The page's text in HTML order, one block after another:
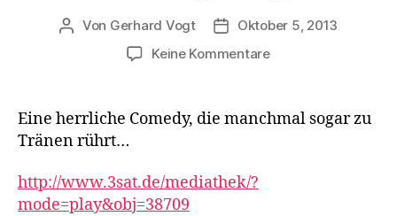
Beitragsautor
Von Gerhard Vogt Veröffentlichungsdatum
Oktober 5, 2013
Keine Kommentarezu
Mediathek:
Christoph
Eine herrliche Comedy, die manchmal sogar zu
Tränen rührt…
http://www.3sat.de/mediathek/?
mode=play&obj=38709